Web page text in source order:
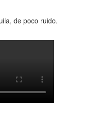
de poco ruido.